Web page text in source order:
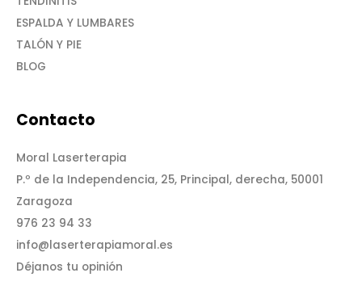
ESPALDA Y LUMBARES
TALÓN Y PIE
BLOG
Contacto
Moral Laserterapia
P.º de la Independencia, 25, Principal, derecha, 50001
Zaragoza
976 23 94 33
info@laserterapiamoral.es
Déjanos tu opinión